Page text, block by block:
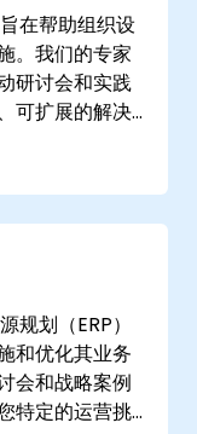
在帮助组织设
。我们的专家
研讨会和实践
可扩展的解决
过交互式的
地都能无缝协
在的客户场所
有针对性
划（ERP）
和优化其业务
会和战略案例
特定的运营挑